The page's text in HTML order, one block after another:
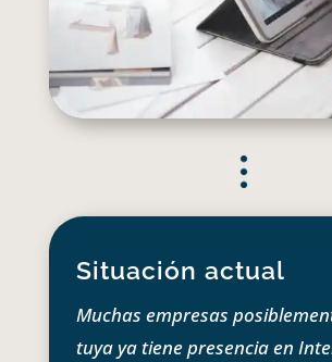
Situación actual
Muchas empresas
tuya ya tiene presencia en